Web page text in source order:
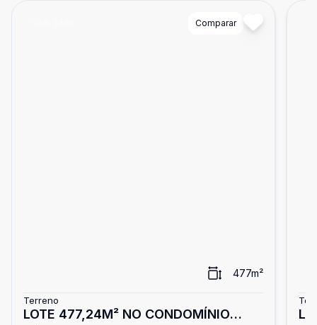
Comparar
477m²
Terreno
LOTE 477,24M² NO CONDOMÍNIO